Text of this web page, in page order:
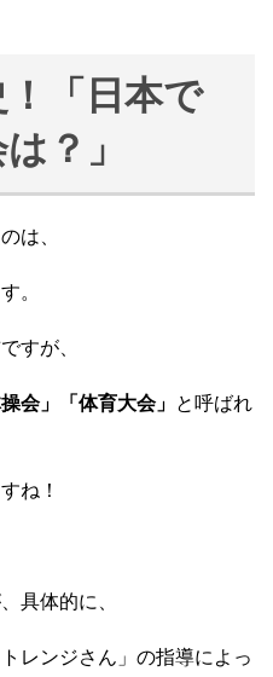
「日本で
？」
は、
。
すが、
会」「体育大会」 と呼ばれ
ね！
具体的に、
レンジさん」の指導によっ